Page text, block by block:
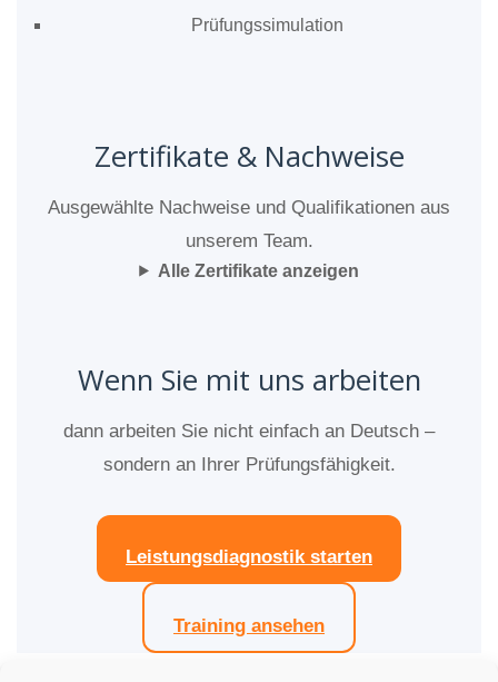
Prüfungssimulation
Zertifikate & Nachweise
Ausgewählte Nachweise und Qualifikationen aus
unserem Team.
Alle Zertifikate anzeigen
Wenn Sie mit uns arbeiten
dann arbeiten Sie nicht einfach an Deutsch –
sondern an Ihrer Prüfungsfähigkeit.
Leistungsdiagnostik starten
Training ansehen